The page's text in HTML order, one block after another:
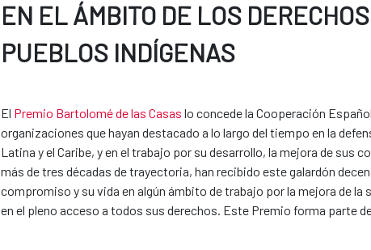
EN EL ÁMBITO DE LOS
PUEBLOS INDÍGENAS
El Premio Bartolomé de las Casas lo concede la Cooperación
organizaciones que hayan destacado a lo largo del tiempo en la
Latina y el Caribe, y en el trabajo por su desarrollo, la mejora de sus
más de tres décadas de trayectoria, han recibido este galardón
compromiso y su vida en algún ámbito de trabajo por la mejora de
en el pleno acceso a todos sus derechos. Este Premio forma parte